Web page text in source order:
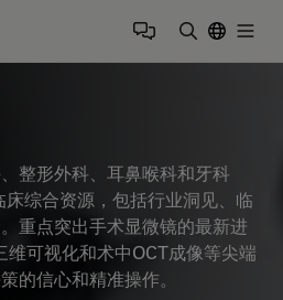
整形外科、耳鼻喉科和牙科
综合资源，包括行业洞见、临
重点突出手术显微镜的最新进
维可视化和术中OCT成像等尖端
的信心和精准操作。